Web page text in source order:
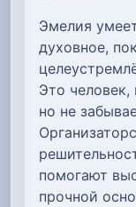
Эмелия
духовное,
Это человек,
но не
помогают
прочной